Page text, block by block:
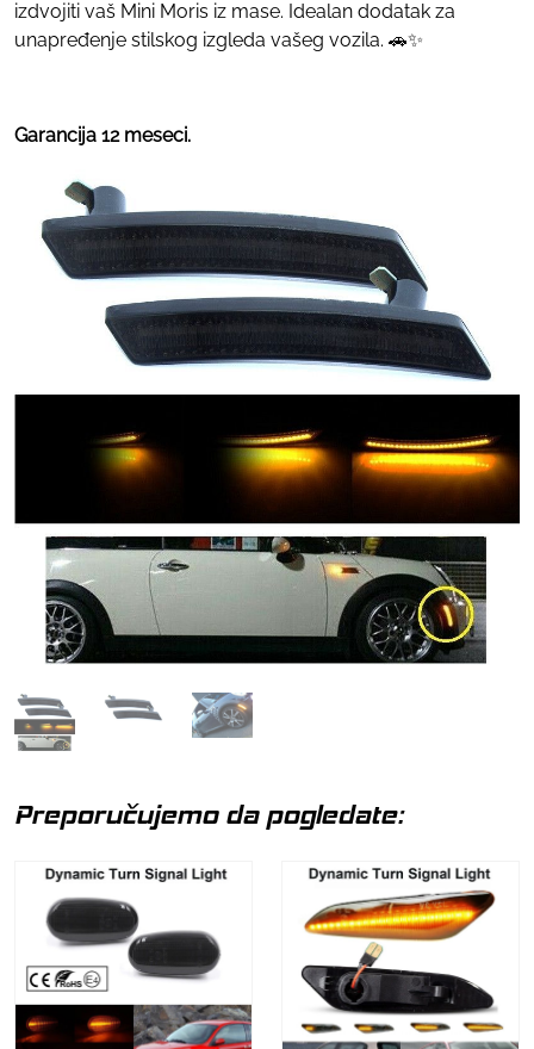
izdvojiti vaš Mini Moris iz mase. Idealan dodatak za
unapređenje stilskog izgleda vašeg vozila. 🚗✨
Garancija 12 meseci.
Preporučujemo da pogledate: